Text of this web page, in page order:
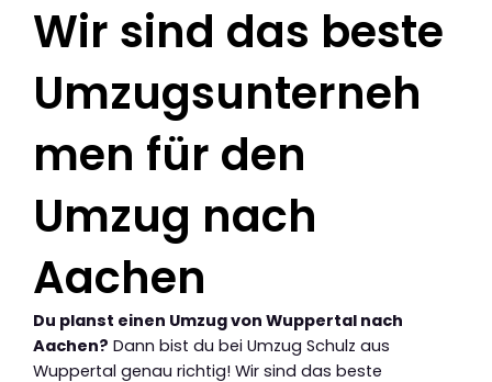
Wir sind das beste
Umzugsunterneh
men für den
Umzug nach
Aachen
Du planst einen Umzug von Wuppertal nach
Aachen? Dann bist du bei Umzug Schulz aus
Wuppertal genau richtig! Wir sind das beste